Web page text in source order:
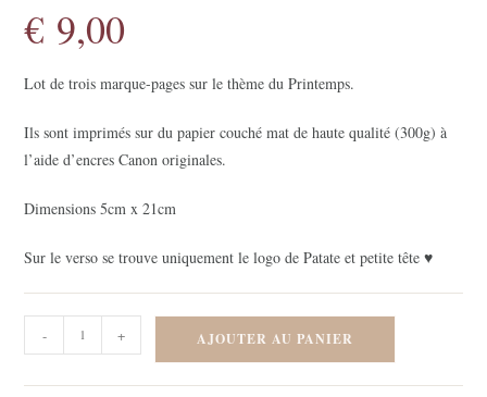
€ 9,00
Lot de trois marque-pages sur le thème du Printemps.
Ils sont imprimés sur du papier couché mat de haute qualité (300g) à
l’aide d’encres Canon originales.
Dimensions 5cm x 21cm
Sur le verso se trouve uniquement le logo de Patate et petite tête ♥
de
Lot
- + AJOUTER AU PANIER